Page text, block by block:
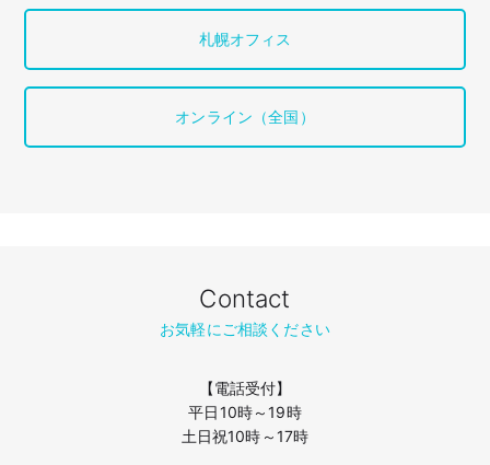
札幌オフィス
オンライン（全国）
Contact
お気軽にご相談ください
【電話受付】
平日10時～19時
土日祝10時～17時